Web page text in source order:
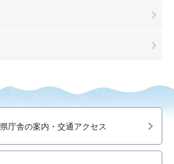
県庁舎の案内・交通アクセス